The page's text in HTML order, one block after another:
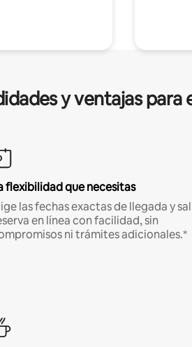
y ventajas para
flexibilidad que necesitas
las fechas exactas de llegada y
en línea con facilidad, sin
ni trámites adicionales.*